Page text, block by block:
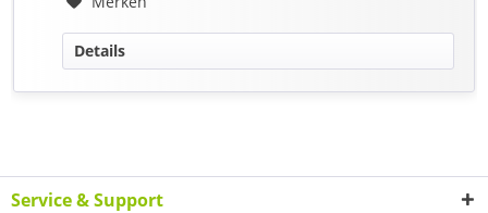
Details
Service & Support